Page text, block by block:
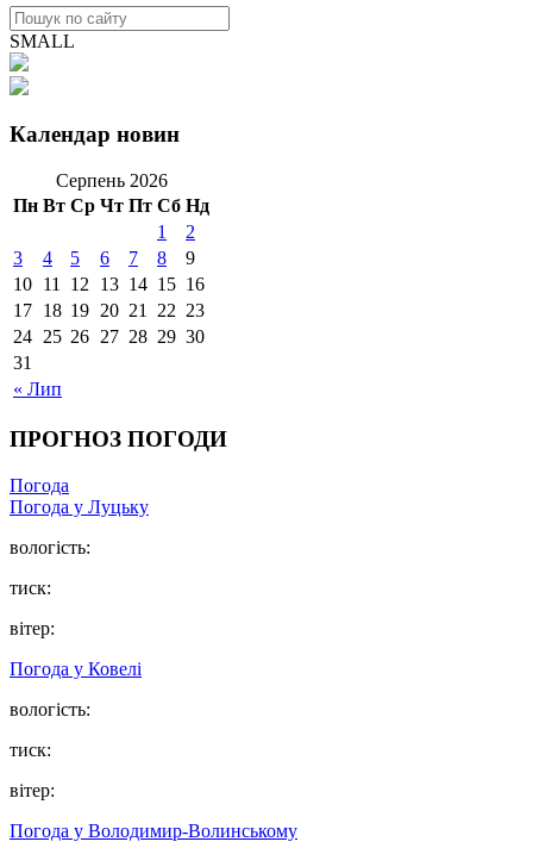
SMALL
Календар новин
Серпень 2026
Пн Вт Ср Чт Пт Сб Нд
« Лип
1
2
3
4 5 6 7 8
9
10 11 12 13 14 15 16
17 18 19 20 21 22 23
24 25 26 27 28 29 30
31
ПРОГНОЗ ПОГОДИ
Погода
Погода у Луцьку
вологість:
тиск:
вітер:
Погода у Ковелі
вологість:
тиск:
вітер:
Погода у Володимир-Волинському